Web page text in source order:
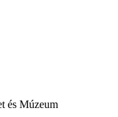
és Múzeum